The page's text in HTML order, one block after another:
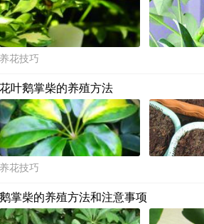
养花技巧
花叶鹅掌柴的养殖方法
养花技巧
鹅掌柴的养殖方法和注意事项